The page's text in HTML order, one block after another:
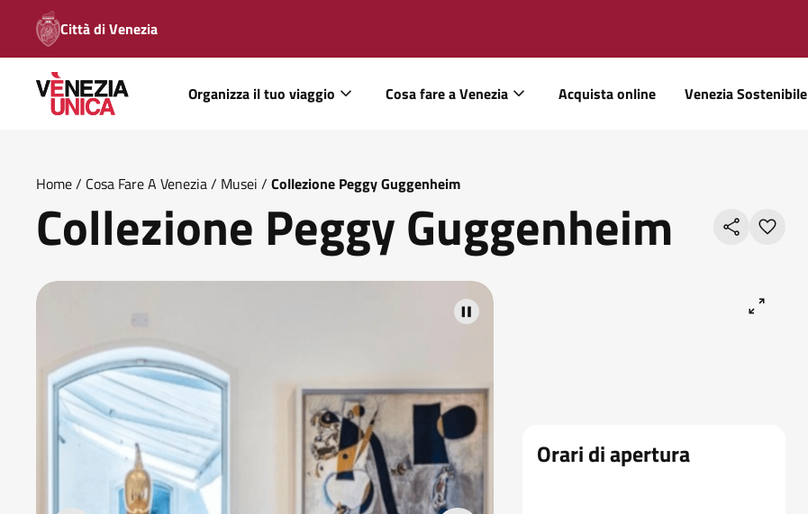
Città di Venezia
Organizza il tuo viaggio Cosa fare a Venezia Acquista online Venezia Sostenibile
Home/ Cosa Fare A Venezia/ Musei / Collezione Peggy Guggenheim
Collezione Peggy Guggenheim
Orari di apertura